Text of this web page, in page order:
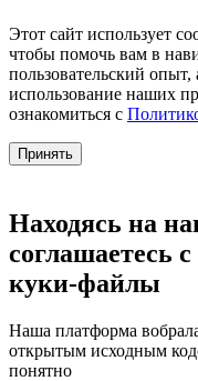
Этот сайт использует
чтобы помочь вам в
пользовательский
использование наших
ознакомиться с
Принять
Находясь на
соглашаетесь
куки-файлы
Наша платформа
открытым исходным
понятно